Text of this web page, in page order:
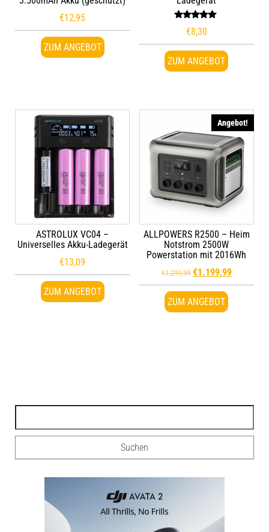
€12,95
ZUM ANGEBOT
Bewertet
mit
von 5
€8,30
ZUM ANGEBOT
ASTROLUX VC04 –
Universelles Akku-Ladegerät
€13,09
ZUM ANGEBOT
Angebot!
ALLPOWERS R2500 – Heim
Notstrom 2500W
Powerstation mit 2016Wh
€1.299,99 €1.199,99
ZUM ANGEBOT